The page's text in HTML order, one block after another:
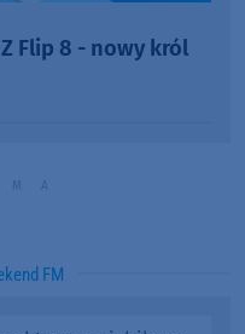
Flip 8 - nowy król
FM